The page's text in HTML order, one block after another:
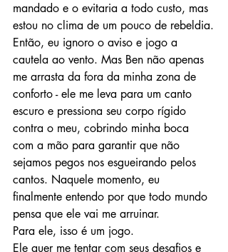
mandado e o evitaria a todo custo, mas
estou no clima de um pouco de rebeldia.
Então, eu ignoro o aviso e jogo a
cautela ao vento. Mas Ben não apenas
me arrasta da fora da minha zona de
conforto - ele me leva para um canto
escuro e pressiona seu corpo rígido
contra o meu, cobrindo minha boca
com a mão para garantir que não
sejamos pegos nos esgueirando pelos
cantos. Naquele momento, eu
finalmente entendo por que todo mundo
pensa que ele vai me arruinar.
Para ele, isso é um jogo.
Ele quer me tentar com seus desafios e